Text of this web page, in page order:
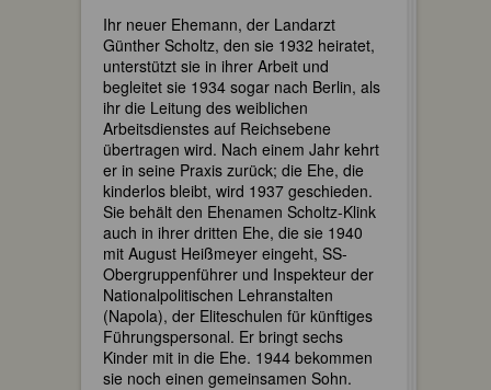
Ihr neuer Ehemann, der Landarzt
Günther Scholtz, den sie 1932 heiratet,
unterstützt sie in ihrer Arbeit und
begleitet sie 1934 sogar nach Berlin, als
ihr die Leitung des weiblichen
Arbeitsdienstes auf Reichsebene
übertragen wird. Nach einem Jahr kehrt
er in seine Praxis zurück; die Ehe, die
kinderlos bleibt, wird 1937 geschieden.
Sie behält den Ehenamen Scholtz-Klink
auch in ihrer dritten Ehe, die sie 1940
mit August Heißmeyer eingeht, SS-
Obergruppenführer und Inspekteur der
Nationalpolitischen Lehranstalten
(Napola), der Eliteschulen für künftiges
Führungspersonal. Er bringt sechs
Kinder mit in die Ehe. 1944 bekommen
sie noch einen gemeinsamen Sohn.